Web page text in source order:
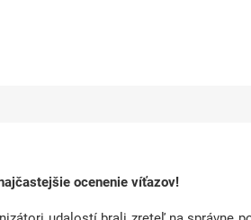
ocenenie víťazov!